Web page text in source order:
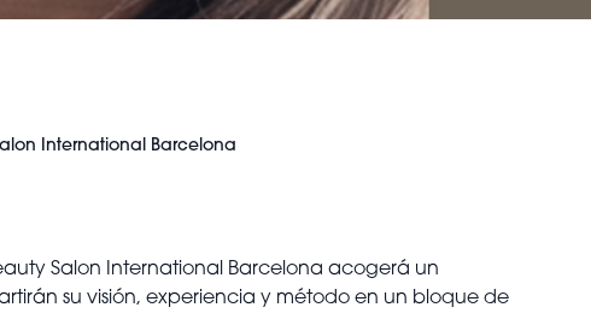
International Barcelona
Salon International Barcelona acogerá un
su visión, experiencia y método en un bloque de